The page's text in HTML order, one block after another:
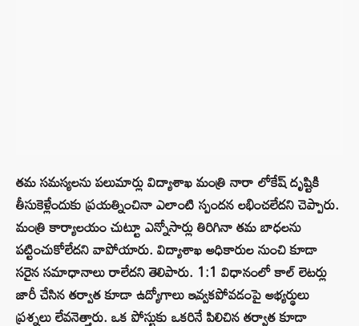
తమ సమస్యలను పలుమార్లు విద్యాశాఖ మంత్రి నారా లోకేష్ దృష్టికి
తీసుకెళ్లేందుకు ప్రయత్నించినా ఎలాంటి స్పందన లభించలేదని చెప్పారు.
మంత్రి కార్యాలయం చుట్టూ ఎన్నోసార్లు తిరిగినా తమ బాధలను
పట్టించుకోలేదని వాపోయారు. విద్యాశాఖ అధికారుల నుంచి కూడా
సరైన సమాధానాలు రాలేదని తెలిపారు. 1:1 విధానంలో కాల్ లెటర్లు
జారీ చేసిన తర్వాత కూడా ఉద్యోగాలు ఇవ్వకపోవడంపై అభ్యర్థులు
ప్రశ్నలు లేవనెత్తారు. ఒక పోస్టుకు ఒకరినే పిలిచిన తర్వాత కూడా